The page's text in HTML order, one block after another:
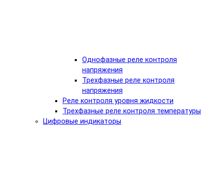
Однофазные реле контроля
напряжения
Трехфазные реле контроля
напряжения
Реле контроля уровня жидкости
Трехфазные реле контроля температуры
Цифровые индикаторы